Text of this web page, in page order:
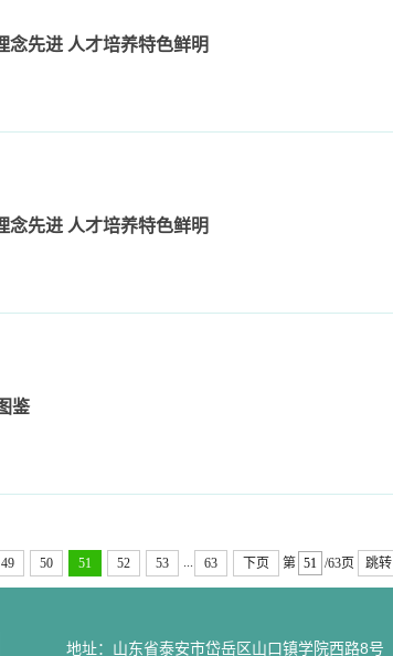
念先进 人才培养特色鲜明
念先进 人才培养特色鲜明
鉴
49 50 51 52 53 63 下页 第 /63页 跳转
地址：山东省泰安市岱岳区山口镇学院西路8号